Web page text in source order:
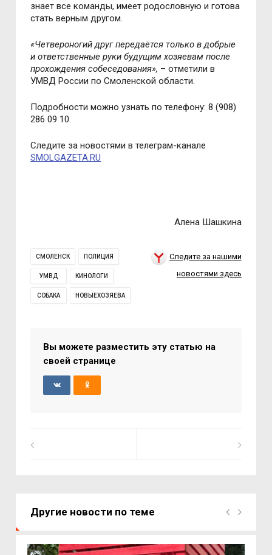
знает все команды, имеет родословную и готова
стать верным другом.
«Четвероногий друг передаётся только в добрые
и ответственные руки будущим хозяевам после
прохождения собеседования», – отметили в
УМВД России по Смоленской области.
Подробности можно узнать по телефону: 8 (908)
286 09 10.
Следите за новостями в телеграм-канале
SMOLGAZETA.RU
Алена Шашкина
СМОЛЕНСК ПОЛИЦИЯ
УМВД КИНОЛОГИ
СОБАКА НОВЫЕХОЗЯЕВА
Следите за нашими
новостями здесь
Вы можете разместить эту статью на
своей странице
Другие новости по теме